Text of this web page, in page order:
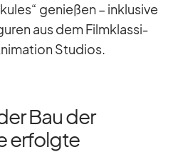
ge­nie­ßen – in­klu­sive
aus dem Film­klas­si­
Stu­dios.
Bau der
erfolgte